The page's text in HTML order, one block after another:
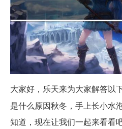
大家好，乐天来为大家解答以
是什么原因秋冬，手上长小水
知道，现在让我们一起来看看